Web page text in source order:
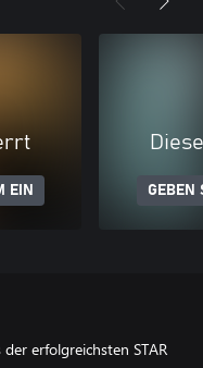
EIN GEBEN
erfolgreichsten STAR